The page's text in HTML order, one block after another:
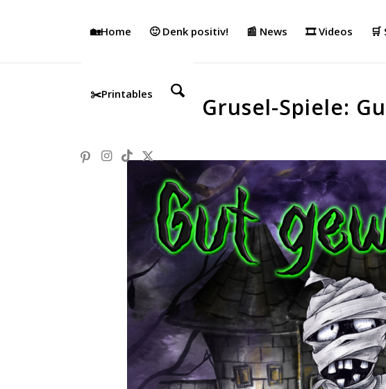
🏡Home 🙂 Denk positiv! 📰 News 🎞️ Videos 🛒
✂️Printables Grusel-Spiele: